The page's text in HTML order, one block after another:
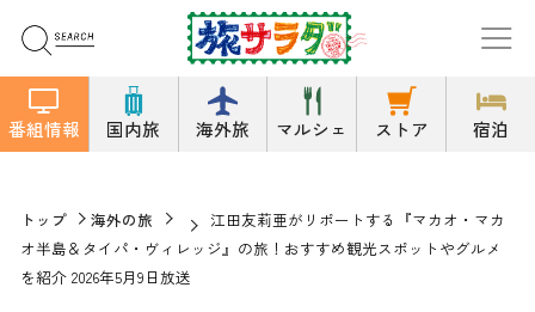
番組情報 国内旅 海外旅 マルシェ ストア 宿泊
トップ 海外の旅
江田友莉亜がリポートする『マカオ・マカ
オ半島＆タイパ・ヴィレッジ』の旅！おすすめ観光スポットやグルメ
を紹介 2026年5月9日放送